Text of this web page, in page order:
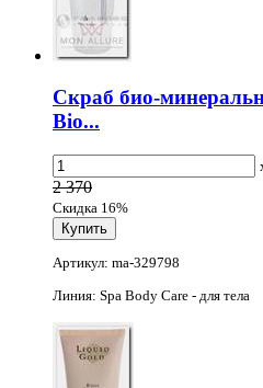
Скраб био-
Bio...
2 370
Скидка 16%
Артикул: ma-329798
Линия: Spa Body Care - для тела